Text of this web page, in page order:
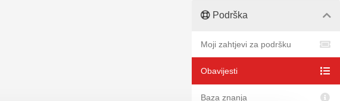
Podrška
Moji zahtjevi za podršku
Obavijesti
Baza znanja